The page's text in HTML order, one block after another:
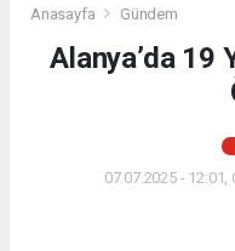
Anasayfa Gündem
Alanya’da 19
07.07.2025 -